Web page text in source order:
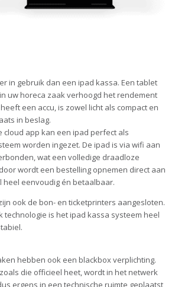
in gebruik dan een ipad kassa. Een tablet
uw horeca zaak verhoogd het rendement
een accu, is zowel licht als compact en
in beslag.
cloud app kan een ipad perfect als
worden ingezet. De ipad is via wifi aan
wat een volledige draadloze
wordt een bestelling opnemen direct aan
heel eenvoudig én betaalbaar.
ook de bon- en ticketprinters aangesloten.
technologie is het ipad kassa systeem heel
hebben ook een blackbox verplichting.
die officieel heet, wordt in het netwerk
ergens in een technische ruimte geplaatst